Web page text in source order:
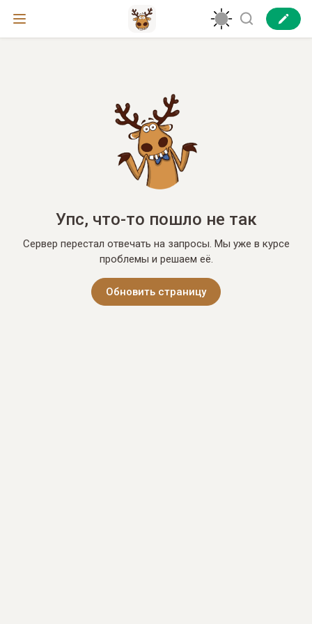
Упс, что-то пошло не так
Сервер перестал отвечать на запросы. Мы уже в курсе
проблемы и решаем её.
Обновить страницу